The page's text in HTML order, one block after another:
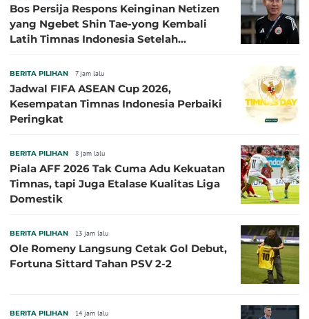
Bos Persija Respons Keinginan Netizen
yang Ngebet Shin Tae-yong Kembali
Latih Timnas Indonesia Setelah
BERITA PILIHAN 7 jam lalu
Jadwal FIFA ASEAN Cup 2026,
Kesempatan Timnas Indonesia Perbaiki
Peringkat
BERITA PILIHAN 8 jam lalu
Piala AFF 2026 Tak Cuma Adu Kekuatan
Timnas, tapi Juga Etalase Kualitas Liga
Domestik
BERITA PILIHAN 13 jam lalu
Ole Romeny Langsung Cetak Gol Debut,
Fortuna Sittard Tahan PSV 2-2
BERITA PILIHAN 14 jam lalu